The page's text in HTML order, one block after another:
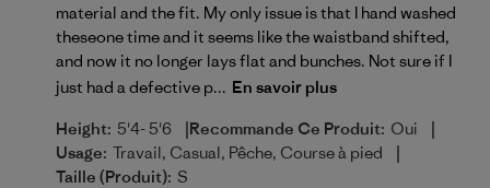
material and the fit. My only issue is that I hand washed
theseone time and it seems like the waistband shifted,
and now it no longer lays flat and bunches. Not sure if I
just had a defective p... En savoir plus
Height: 5'4- 5'6 |Recommande Ce Produit: Oui |
Usage: Travail, Casual, Pêche, Course à pied |
Taille (produit): S